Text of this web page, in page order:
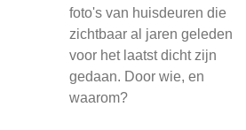
foto's van huisdeuren die
zichtbaar al jaren geleden
voor het laatst dicht zijn
gedaan. Door wie, en
waarom?